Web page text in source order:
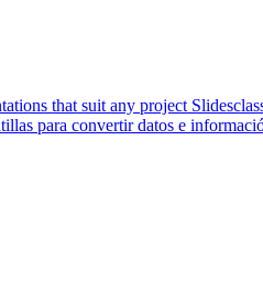
that suit any project
para convertir datos e